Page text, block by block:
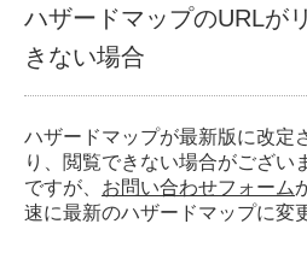
ハザードマップのURLが
きない場合
ハザードマップが最新版に改定
り、閲覧できない場合がござい
ですが、 お問い合わせフォーム
速に最新のハザードマップに変